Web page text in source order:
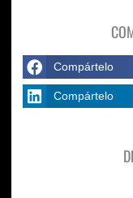
Compártelo
Compártelo